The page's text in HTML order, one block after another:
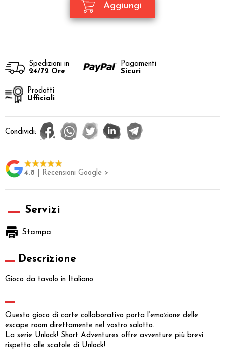
Spedizioni in
24/72 Ore
Pagamenti
Sicuri
Prodotti
Ufficiali
Condividi:
4.8 | Recensioni Google >
Servizi
Stampa
Descrizione
Gioco da tavolo in Italiano
Questo gioco di carte collaborativo porta l’emozione delle
escape room direttamente nel vostro salotto.
La serie Unlock! Short Adventures offre avventure più brevi
rispetto alle scatole di Unlock!